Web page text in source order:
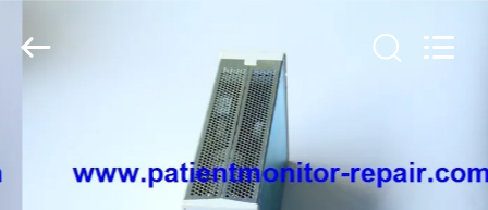
পণ্য
Equipment
Service